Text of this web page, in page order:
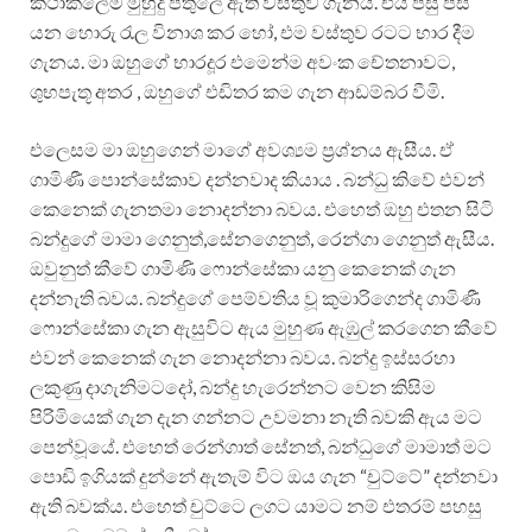
යන හොරු රැල විනාශ කර හෝ, එම වස්තුව රටට භාර දීම
ගැනය. මා ඔහුගේ භාරදූර එමෙන්ම අවංක චේතනාවට,
ශුභපැතූ අතර , ඔහුගේ එඩිතර කම ගැන ආඩම්බර වීමි.
එලෙසම මා ඔහුගෙන් මාගේ අවශ්‍යම ප්‍රශ්නය ඇසීය. ඒ
ගාමිණී පොන්සේකාව දන්නවාද කියාය . බන්ධු කිවේ එවන්
කෙනෙක් ගැනතමා නොදන්නා බවය. එහෙත් ඔහු එතන සිටි
බන්දුගේ මාමා ගෙනුත්,සේනගෙනුත්, රෙන්ගා ගෙනුත් ඇසීය.
ඔවුනුත් කීවේ ගාමිණි ෆොන්සේකා යනු කෙනෙක් ගැන
දන්නැති බවය. බන්දුගේ පෙම්වතිය වූ කුමාරිගෙන්ද ගාමිණී
ෆොන්සේකා ගැන ඇසුවිට ඇය මුහුණ ඇඹුල් කරගෙන කීවේ
එවන් කෙනෙක් ගැන නොදන්නා බවය. බන්දු ඉස්සරහා
ලකුණු දාගැනිමටදෝ, බන්දු හැරෙන්නට වෙන කිසිම
පිරිමියෙක් ගැන දැන ගන්නට උවමනා නැති බවකි ඇය මට
පෙන්වූයේ. එහෙත් රෙන්ගාත් සේනත්, බන්ධුගේ මාමාත් මට
පොඩි ඉගියක් දුන්නේ ඇතැම් විට ඔය ගැන “චුට්ටේ” දන්නවා
ඇති බවක්ය. එහෙත් චුට්ටෙ ලගට යාමට නම් එතරම් පහසු